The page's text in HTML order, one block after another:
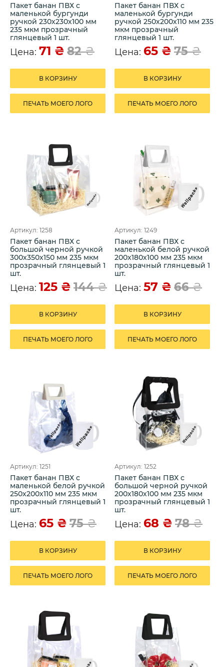
Пакет банан ПВХ с
маленькой бургунди
ручкой 230х230х100 мм
235 мкм прозрачный
глянцевый 1 шт.
Цена: 71 ₴ 82₴
В КОРЗИНУ
ПЕЧАТЬ МОЕГО ЛОГО
Пакет банан ПВХ с
маленькой бургунди
ручкой 250х200х110 мм 235
мкм прозрачный
глянцевый 1 шт.
Цена: 65 ₴ 75₴
В КОРЗИНУ
ПЕЧАТЬ МОЕГО ЛОГО
Артикул: 1258
Пакет банан ПВХ с
большой черной ручкой
300х350х150 мм 235 мкм
прозрачный глянцевый 1
шт.
Цена: 125 ₴ 144₴
В КОРЗИНУ
ПЕЧАТЬ МОЕГО ЛОГО
Артикул: 1249
Пакет банан ПВХ с
маленькой белой ручкой
200х180х100 мм 235 мкм
прозрачный глянцевый 1
шт.
Цена: 57 ₴ 66₴
В КОРЗИНУ
ПЕЧАТЬ МОЕГО ЛОГО
Артикул: 1251
Пакет банан ПВХ с
маленькой белой ручкой
250х200х110 мм 235 мкм
прозрачный глянцевый 1
шт.
Цена: 65 ₴ 75₴
В КОРЗИНУ
ПЕЧАТЬ МОЕГО ЛОГО
Артикул: 1252
Пакет банан ПВХ с
большой черной ручкой
200х180х100 мм 235 мкм
прозрачный глянцевый 1
шт.
Цена: 68 ₴ 78₴
В КОРЗИНУ
ПЕЧАТЬ МОЕГО ЛОГО